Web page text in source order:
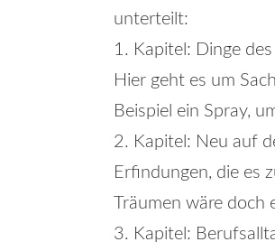
unterteilt:
1. Kapitel: Dinge
Hier geht es um
Beispiel ein Spray,
2. Kapitel: Neu auf
Erfindungen, die es
Träumen wäre doch
3. Kapitel: